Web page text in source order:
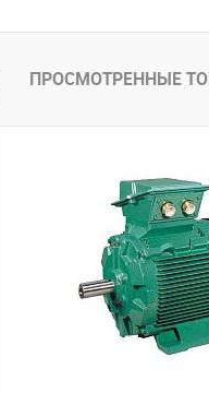
К сравнению
Купить в
ПРОСМОТРЕННЫЕ